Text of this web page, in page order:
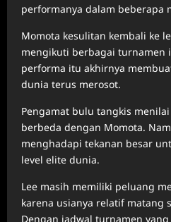
performanya dalam beberapa
Momota kesulitan kembali ke
mengikuti berbagai turnamen
performa itu akhirnya
dunia terus merosot.
Pengamat bulu tangkis menilai
berbeda dengan Momota.
menghadapi tekanan besar
level elite dunia.
Lee masih memiliki peluang
karena usianya relatif matang
Dengan jadwal turnamen